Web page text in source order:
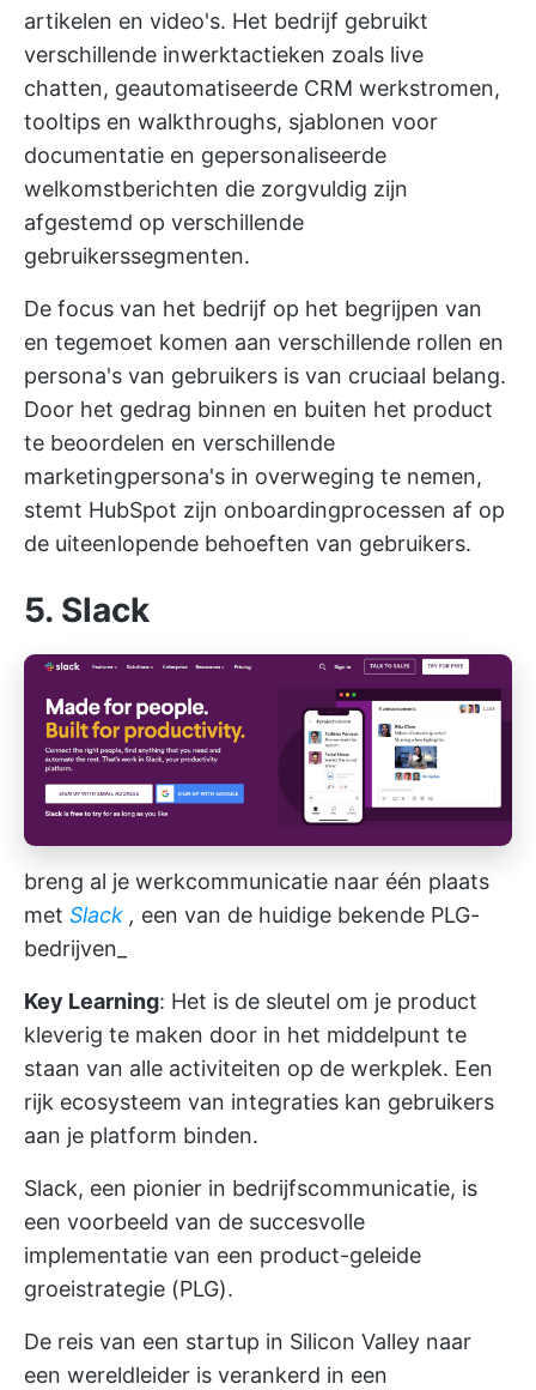
artikelen en video's. Het bedrijf gebruikt
verschillende inwerktactieken zoals live
chatten, geautomatiseerde CRM werkstromen,
tooltips en walkthroughs, sjablonen voor
documentatie en gepersonaliseerde
welkomstberichten die zorgvuldig zijn
afgestemd op verschillende
gebruikerssegmenten.
De focus van het bedrijf op het begrijpen van
en tegemoet komen aan verschillende rollen en
persona's van gebruikers is van cruciaal belang.
Door het gedrag binnen en buiten het product
te beoordelen en verschillende
marketingpersona's in overweging te nemen,
stemt HubSpot zijn onboardingprocessen af op
de uiteenlopende behoeften van gebruikers.
5. Slack
breng al je werkcommunicatie naar één plaats
met Slack , een van de huidige bekende PLG-
bedrijven_
Key Learning: Het is de sleutel om je product
kleverig te maken door in het middelpunt te
staan van alle activiteiten op de werkplek. Een
rijk ecosysteem van integraties kan gebruikers
aan je platform binden.
Slack, een pionier in bedrijfscommunicatie, is
een voorbeeld van de succesvolle
implementatie van een product-geleide
groeistrategie (PLG).
De reis van een startup in Silicon Valley naar
een wereldleider is verankerd in een